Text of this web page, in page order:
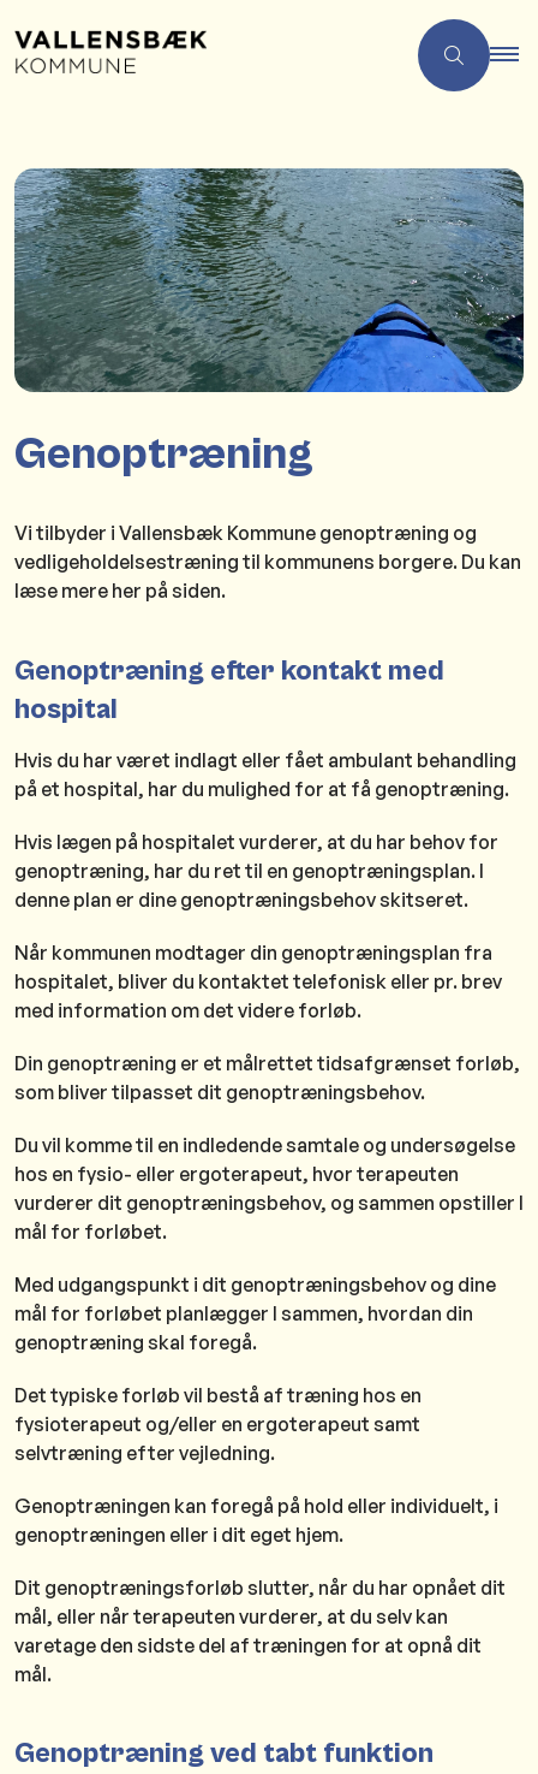
Genoptræning
Vi tilbyder i Vallensbæk Kommune genoptræning og
vedligeholdelsestræning til kommunens borgere. Du kan
læse mere her på siden.
Genoptræning efter kontakt med
hospital
Hvis du har været indlagt eller fået ambulant behandling
på et hospital, har du mulighed for at få genoptræning.
Hvis lægen på hospitalet vurderer, at du har behov for
genoptræning, har du ret til en genoptræningsplan. I
denne plan er dine genoptræningsbehov skitseret.
Når kommunen modtager din genoptræningsplan fra
hospitalet, bliver du kontaktet telefonisk eller pr. brev
med information om det videre forløb.
Din genoptræning er et målrettet tidsafgrænset forløb,
som bliver tilpasset dit genoptræningsbehov.
Du vil komme til en indledende samtale og undersøgelse
hos en fysio- eller ergoterapeut, hvor terapeuten
vurderer dit genoptræningsbehov, og sammen opstiller I
mål for forløbet.
Med udgangspunkt i dit genoptræningsbehov og dine
mål for forløbet planlægger I sammen, hvordan din
genoptræning skal foregå.
Det typiske forløb vil bestå af træning hos en
fysioterapeut og/eller en ergoterapeut samt
selvtræning efter vejledning.
Genoptræningen kan foregå på hold eller individuelt, i
genoptræningen eller i dit eget hjem.
Dit genoptræningsforløb slutter, når du har opnået dit
mål, eller når terapeuten vurderer, at du selv kan
varetage den sidste del af træningen for at opnå dit
mål.
Genoptræning ved tabt funktion